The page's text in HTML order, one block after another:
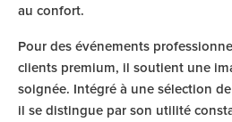
au confort.
Pour des événements
clients premium, il soutient une
soignée. Intégré à une sélection
il se distingue par son utilité